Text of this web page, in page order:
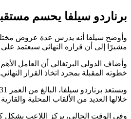
برناردو سيلفا يحسم
وأوضح سيلفا أنه يدرس عدة عروض
مشيرًا إلى أن قراره النهائي سيعتمد
وأضاف الدولي البرتغالي أن العامل
خطوته المقبلة بمجرد اتخاذ القرار النهائي.
خلالها العديد من الألقاب المحلية